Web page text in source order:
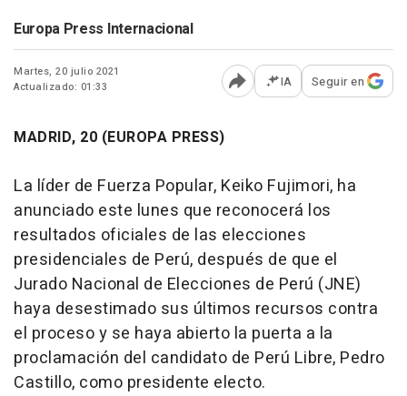
Europa Press Internacional
Martes, 20 julio 2021
Actualizado: 01:33
Abrir opciones para
IA Seguir en
MADRID, 20 (EUROPA PRESS)
La líder de Fuerza Popular, Keiko Fujimori, ha
anunciado este lunes que reconocerá los
resultados oficiales de las elecciones
presidenciales de Perú, después de que el
Jurado Nacional de Elecciones de Perú (JNE)
haya desestimado sus últimos recursos contra
el proceso y se haya abierto la puerta a la
proclamación del candidato de Perú Libre, Pedro
Castillo, como presidente electo.